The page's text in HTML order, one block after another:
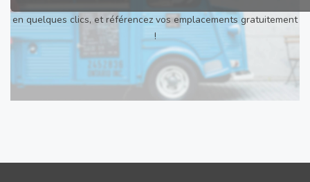
en quelques clics, et référencez vos emplacements gratuitement
!